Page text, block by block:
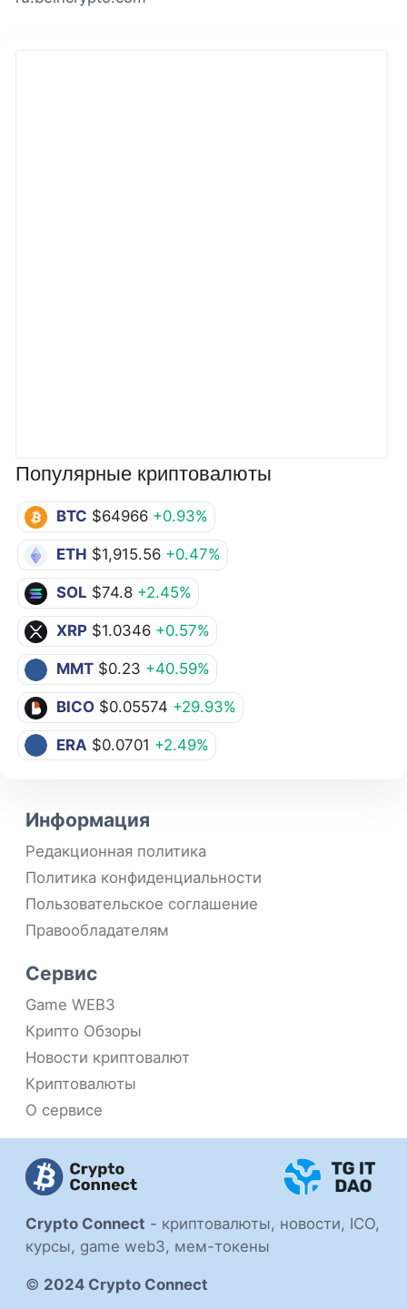
Популярные криптовалюты
BTC $64966 +0.93%
ETH $1,915.56 +0.47%
SOL $74.8 +2.45%
XRP $1.0346 +0.57%
MMT $0.23 +40.59%
BICO $0.05574 +29.93%
ERA $0.0701 +2.49%
Crypto Connect - криптовалюты, новости, ICO,
курсы, game web3, мем-токены
© 2024 Crypto Connect
Информация
Редакционная политика
Политика конфиденциальности
Пользовательское соглашение
Правообладателям
Сервис
Game WEB3
Крипто Обзоры
Новости криптовалют
Криптовалюты
О сервисе